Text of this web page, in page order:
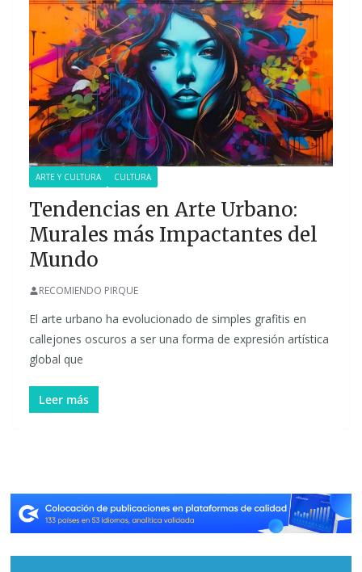
ARTE Y CULTURA CULTURA
Tendencias en Arte Urbano:
Murales más Impactantes del
Mundo
RECOMIENDO PIRQUE
El arte urbano ha evolucionado de simples grafitis en
callejones oscuros a ser una forma de expresión artística
global que
Leer más